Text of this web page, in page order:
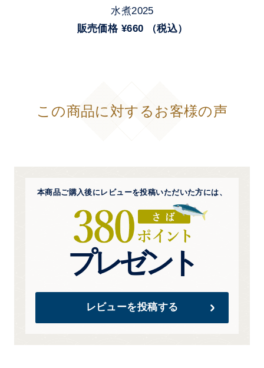
水煮2025
販売価格 ¥660 （税込）
この商品に対するお客様の声
本商品ご購入後にレビューを投稿いただいた方には、
プレゼント
レビューを投稿する